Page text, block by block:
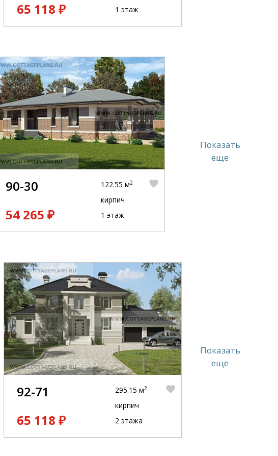
65 118 ₽
1 этаж
90-30
54 265 ₽
122.55 м2
кирпич
1 этаж
Показать
еще
92-71
65 118 ₽
295.15 м2
кирпич
2 этажа
Показать
еще